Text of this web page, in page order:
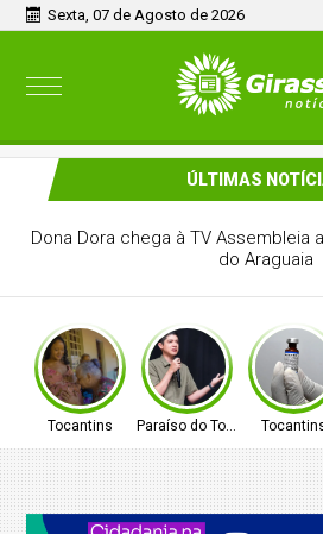
Sexta, 07 de Agosto de 2026
ÚLTIMAS
PREFEITO DE PARAÍSO CELSO
MAIS UM EVENTO A NÍVEL
Tocantins Paraíso do Tocantins